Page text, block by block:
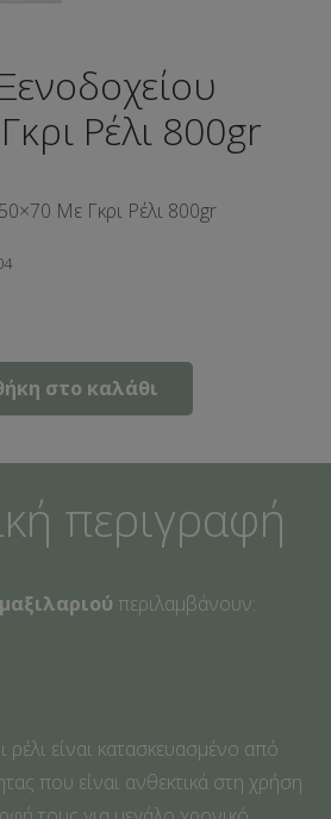
Ρέλι 800gr
50×70 Με Γκρι Ρέλι 800gr
στο καλάθι
περιγραφή
μαξιλαριού περιλαμβάνουν:
ρέλι είναι κατασκευασμένο από
που είναι ανθεκτικά στη χρήση